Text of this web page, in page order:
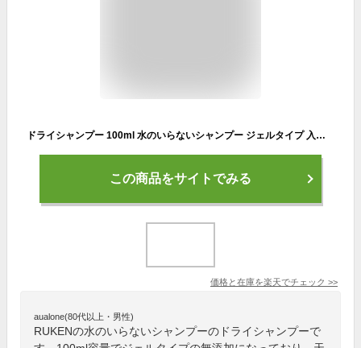
ドライシャンプー 100ml 水のいらないシャンプー ジェルタイプ 入院 洗い流さないシャンプー 水なし 災害 介護
この商品をサイトでみる
価格と在庫を楽天でチェック >>
aualone(80代以上・男性)
RUKENの水のいらないシャンプーのドライシャンプーで